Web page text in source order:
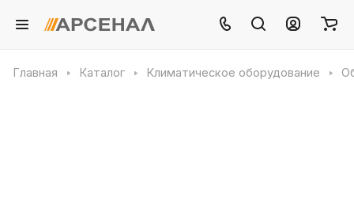
Главная Каталог Климатическое оборудование